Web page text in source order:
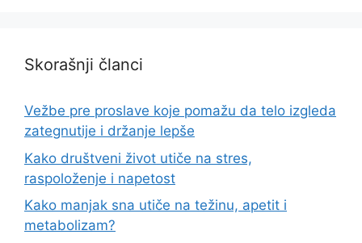
Skorašnji članci
Vežbe pre proslave koje pomažu da telo izgleda
zategnutije i držanje lepše
Kako društveni život utiče na stres,
raspoloženje i napetost
Kako manjak sna utiče na težinu, apetit i
metabolizam?